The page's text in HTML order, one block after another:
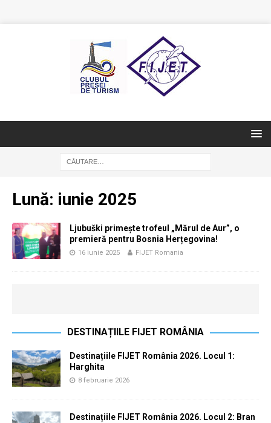
Lună: iunie 2025
Ljubuški primește trofeul „Mărul de Aur”, o
premieră pentru Bosnia Herțegovina!
16 iunie 2025 FIJET Romania
DESTINAȚIILE FIJET ROMÂNIA
Destinațiile FIJET România 2026. Locul 1:
Harghita
8 februarie 2026
Destinațiile FIJET România 2026. Locul 2: Bran